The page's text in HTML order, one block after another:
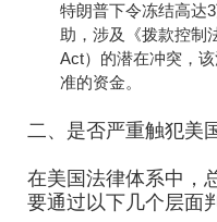
特朗普下令冻结高达
助，涉及《拨款控制
Act）的潜在冲突，
准的资金。
二、是否严重触犯美
在美国法律体系中，
要通过以下几个层面